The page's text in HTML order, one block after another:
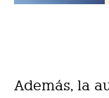
Además, la